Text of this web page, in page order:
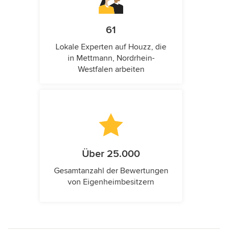
61
Lokale Experten auf Houzz, die
in Mettmann, Nordrhein-
Westfalen arbeiten
Über 25.000
Gesamtanzahl der Bewertungen
von Eigenheimbesitzern